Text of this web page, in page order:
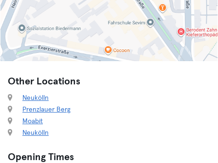
Other Locations
Neukölln
Prenzlauer Berg
Moabit
Neukölln
Opening Times